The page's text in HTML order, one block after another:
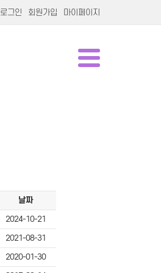
로그인 회원가입 마이페이지
날짜
2024-10-21
2021-08-31
2020-01-30